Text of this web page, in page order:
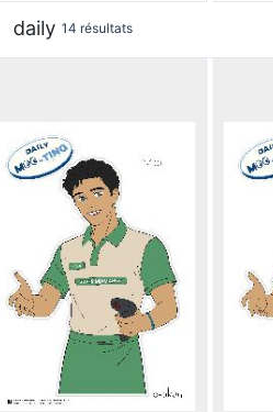
daily 14 résultats